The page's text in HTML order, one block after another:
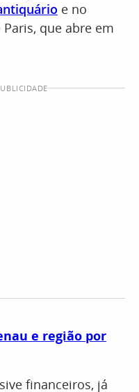
e no
que abre em
e região por
financeiros, já